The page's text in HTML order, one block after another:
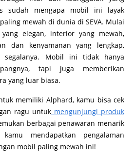
sudah mengapa mobil ini layak
mewah di dunia di SEVA. Mulai
elegan, interior yang mewah,
dan kenyamanan yang lengkap,
segalanya. Mobil ini tidak hanya
tapi juga memberikan
yang luar biasa.
memiliki Alphard, kamu bisa cek
ragu untuk mengunjungi produk
berbagai penawaran menarik
mendapatkan pengalaman
mobil paling mewah ini!